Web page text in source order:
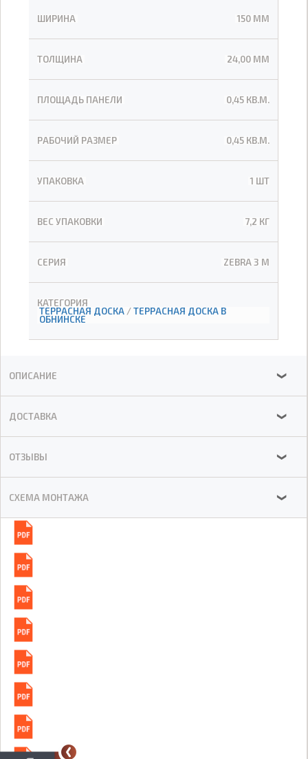
ШИРИНА 150 ММ
ТОЛЩИНА 24,00 ММ
ПЛОЩАДЬ ПАНЕЛИ 0,45 КВ.М.
РАБОЧИЙ РАЗМЕР 0,45 КВ.М.
УПАКОВКА 1 ШТ
ВЕС УПАКОВКИ 7,2 КГ
СЕРИЯ ZEBRA 3 М
КАТЕГОРИЯ
ТЕРРАСНАЯ ДОСКА /ТЕРРАСНАЯ ДОСКА В
ОБНИНСКЕ
ОПИСАНИЕ ❯
ДОСТАВКА ❯
ОТЗЫВЫ ❯
СХЕМА МОНТАЖА ❯